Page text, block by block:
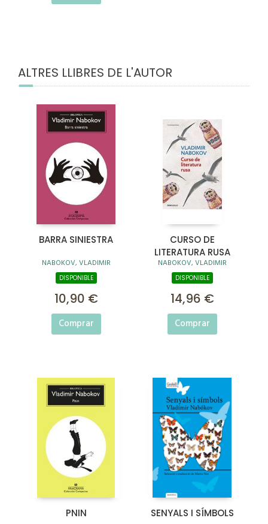
ALTRES LLIBRES DE L'AUTOR
BARRA SINIESTRA
NABOKOV, VLADIMIR
DISPONIBLE
10,90 €
Comprar
CURSO DE
LITERATURA RUSA
NABOKOV, VLADIMIR
DISPONIBLE
14,96 €
Comprar
PNIN SENYALS I SÍMBOLS